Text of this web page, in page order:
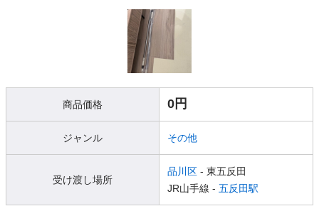
商品価格 0円
ジャンル その他
受け渡し場所
品川区 - 東五反田
JR山手線 - 五反田駅